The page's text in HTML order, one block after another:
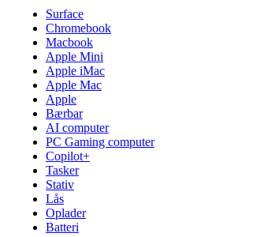
Surface
Chromebook
Macbook
Apple Mini
Apple iMac
Apple Mac
Apple
Bærbar
AI computer
PC Gaming computer
Copilot+
Tasker
Stativ
Lås
Oplader
Batteri